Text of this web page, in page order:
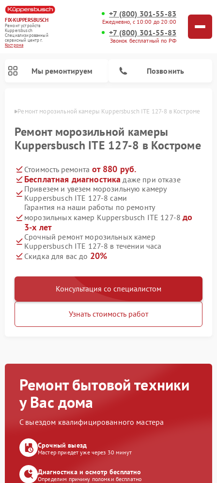
FIX-KUPPERSBUSCH
Ремонт устройств
Kuppersbusch
Специализированный
cервисный центр г.
Кострома
+7 (800) 301-55-83
Ежедневно, с 10:00 до 20:00
+7 (800) 301-55-83
Звонок бесплатный по РФ
Мы ремонтируем Позвонить
Ремонт морозильной камеры Kuppersbusch ITE 127-8 в Костроме
Ремонт морозильной камеры
Kuppersbusch ITE 127-8 в Костроме
Стоимость ремонта от 880 руб.
Бесплатная диагностика даже при отказе
Привезем и увезем морозильную камеру
Kuppersbusch ITE 127-8 сами
Гарантия на наши работы по ремонту
морозильных камер Kuppersbusch ITE 127-8до
3-х лет
Срочный ремонт морозильных камер
Kuppersbusch ITE 127-8 в течении часа
Скидка для вас до 20%
Консультация со специалистом
Узнать стоимость работ
Ремонт бытовой техники
у Вас дома
С выездом квалифицированного мастера
Срочный выезд
Мастер приедет уже через 30 минут
Диагностика и осмотр бесплатно
Определим причину поломки бесплатно